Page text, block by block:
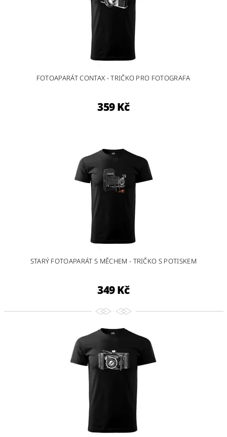
FOTOAPARÁT CONTAX - TRIČKO PRO FOTOGRAFA
359 Kč
STARÝ FOTOAPARÁT S MĚCHEM - TRIČKO S POTISKEM
349 Kč